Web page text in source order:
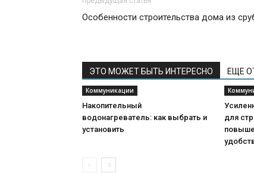
Особенности строительства дома из
ЭТО МОЖЕТ БЫТЬ ИНТЕРЕСНО ЕЩЕ
Коммуникации
Накопительный
водонагреватель: как выбрать и
установить
для